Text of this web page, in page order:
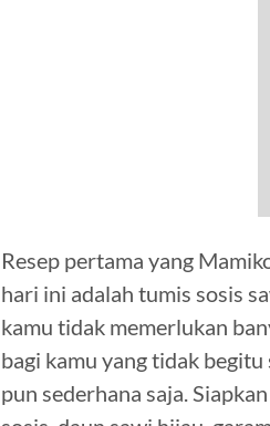
Resep pertama yang
hari ini adalah tumis sosis
kamu tidak memerlukan
bagi kamu yang tidak
pun sederhana saja.